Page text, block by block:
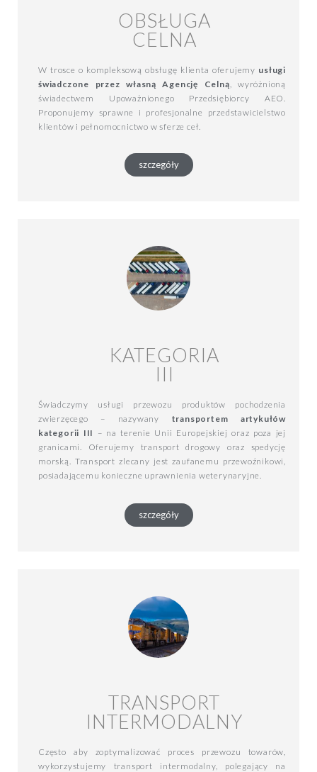
OBSŁUGA
CELNA
W trosce o kompleksową obsługę klienta oferujemy usługi
świadczone przez własną Agencję Celną, wyróżnioną
świadectwem Upoważnionego Przedsiębiorcy AEO.
Proponujemy sprawne i profesjonalne przedstawicielstwo
klientów i pełnomocnictwo w sferze ceł.
szczegóły
KATEGORIA
III
Świadczymy usługi przewozu produktów pochodzenia
zwierzęcego – nazywany transportem artykułów
kategorii III – na terenie Unii Europejskiej oraz poza jej
granicami. Oferujemy transport drogowy oraz spedycję
morską. Transport zlecany jest zaufanemu przewoźnikowi,
posiadającemu konieczne uprawnienia weterynaryjne.
szczegóły
TRANSPORT
INTERMODALNY
Często aby zoptymalizować proces przewozu towarów,
wykorzystujemy transport intermodalny, polegający na